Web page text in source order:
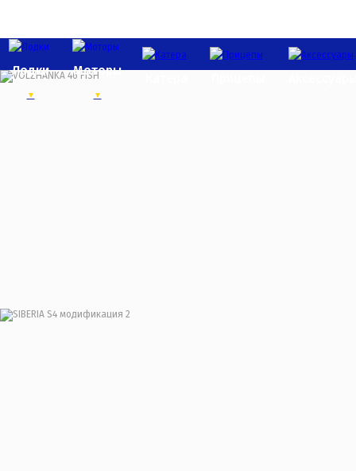
Лодки Моторы